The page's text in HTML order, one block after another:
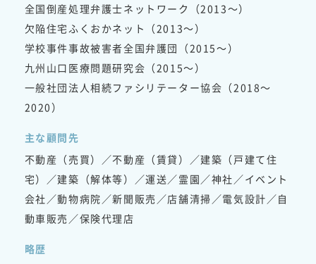
全国倒産処理弁護士ネットワーク（2013～）
欠陥住宅ふくおかネット（2013～）
学校事件事故被害者全国弁護団（2015～）
九州山口医療問題研究会（2015～）
一般社団法人相続ファシリテーター協会（2018～
2020）
主な顧問先
不動産（売買）／不動産（賃貸）／建築（戸建て住
宅）／建築（解体等）／運送／霊園／神社／イベント
会社／動物病院／新聞販売／店舗清掃／電気設計／自
動車販売／保険代理店
略歴